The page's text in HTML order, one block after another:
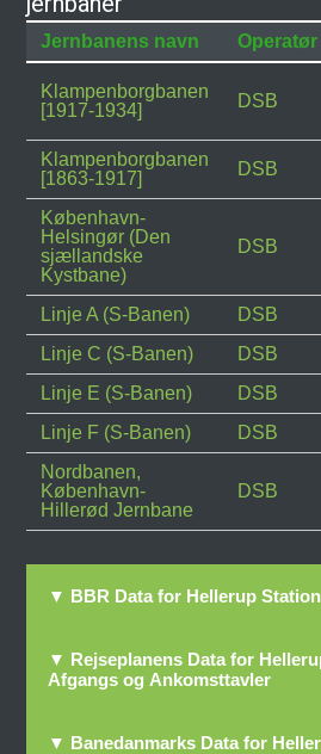
Jernbanens navn Operatør
Klampenborgbanen
[1917-1934]
DSB
Klampenborgbanen
[1863-1917]
DSB
København-
Helsingør (Den
sjællandske
Kystbane)
DSB
Linje A (S-Banen) DSB
Linje C (S-Banen)
DSB
Linje E (S-Banen)
DSB
Linje F (S-Banen)
DSB
Nordbanen,
København-
Hillerød Jernbane
DSB
▼ BBR Data for Hellerup Station
▼ Rejseplanens Data for
Afgangs og Ankomsttavler
▼ Banedanmarks Data for